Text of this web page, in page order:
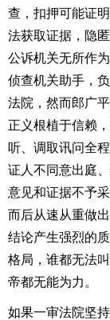
查，扣押可能证
法获取证据，隐
公诉机关无所作
侦查机关助手，
法院，然而郎广
正义根植于信赖
听、调取讯问全
证人不同意出庭
意见和证据不予
而后从速从重做
结论产生强烈的
格局，谁都无法
帝都无能为力。
如果一审法院坚